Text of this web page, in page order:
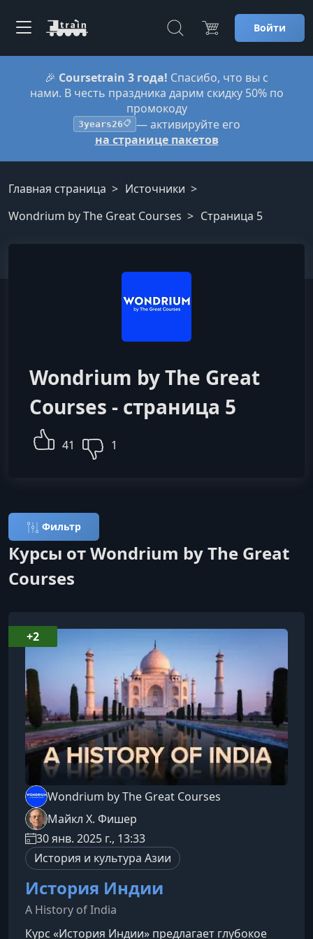
Войти
🎉 Coursetrain 3 года! Спасибо, что вы с
нами. В честь праздника дарим скидку 50% по
промокоду
3years26📋 — активируйте его
на странице пакетов
Главная страница
Источники
Wondrium by The Great Courses
Страница 5
Wondrium by The Great
Courses - страница 5
41 1
Фильтр
Курсы от Wondrium by The Great
Courses
Wondrium by The Great Courses
Майкл Х. Фишер
30 янв. 2025 г., 13:33
История и культура Азии
История Индии
A History of India
Курс «История Индии» предлагает глубокое
+2